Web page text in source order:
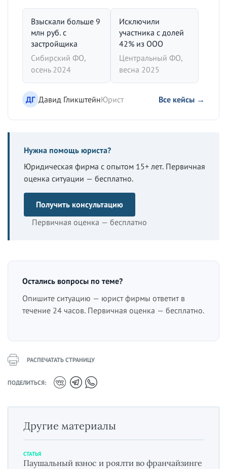
Взыскали больше 9
млн руб. с
застройщика
Сибирский ФО,
осень 2024
Исключили
участника с долей
42% из ООО
Центральный ФО,
весна 2025
ДГ Давид ГликштейнЮрист Все кейсы →
Нужна помощь юриста?
Юридическая фирма с опытом 15+ лет. Первичная
оценка ситуации — бесплатно.
Получить консультацию
Первичная оценка — бесплатно
Остались вопросы по теме?
Опишите ситуацию — юрист фирмы ответит в
течение 24 часов. Первичная оценка — бесплатно.
РАСПЕЧАТАТЬ СТРАНИЦУ
ПОДЕЛИТЬСЯ:
Другие материалы
СТАТЬЯ
Паушальный взнос и роялти во франчайзинге